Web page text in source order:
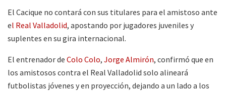
El Cacique no contará con sus titulares para el amistoso ante
el Real Valladolid, apostando por jugadores juveniles y
suplentes en su gira internacional.
El entrenador de Colo Colo, Jorge Almirón, confirmó que en
los amistosos contra el Real Valladolid solo alineará
futbolistas jóvenes y en proyección, dejando a un lado a los